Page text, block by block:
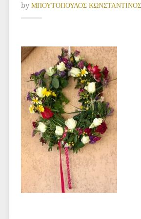
by ΜΠΟΥΤΟΠΟΥΛΟΣ ΚΩΝΣΤΑΝΤΙΝΟΣ